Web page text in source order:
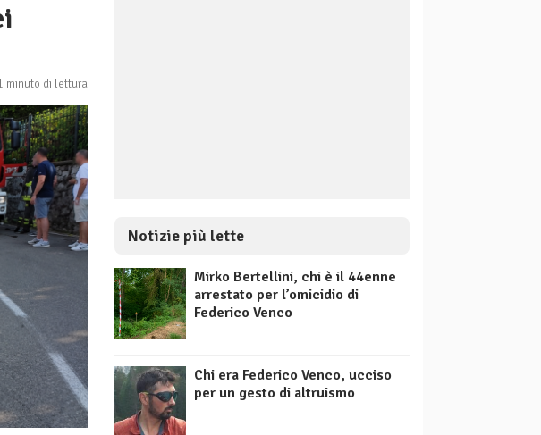
minuto di lettura
Notizie più lette
Mirko Bertellini, chi è il 44enne
arrestato per l’omicidio di
Federico Venco
Chi era Federico Venco, ucciso
per un gesto di altruismo